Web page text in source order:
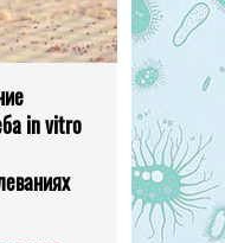
in vitro